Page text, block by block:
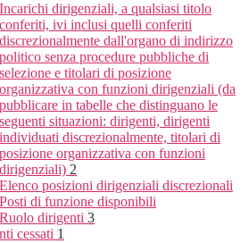
Incarichi dirigenziali, a qualsiasi titolo
conferiti, ivi inclusi quelli conferiti
discrezionalmente dall'organo di indirizzo
politico senza procedure pubbliche di
selezione e titolari di posizione
organizzativa con funzioni dirigenziali (da
pubblicare in tabelle che distinguano le
seguenti situazioni: dirigenti, dirigenti
individuati discrezionalmente, titolari di
posizione organizzativa con funzioni
dirigenziali) 2
Elenco posizioni dirigenziali discrezionali
Posti di funzione disponibili
Ruolo dirigenti 3
cessati 1